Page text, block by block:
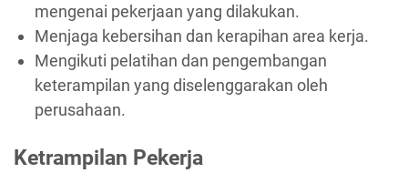
mengenai pekerjaan yang dilakukan.
Menjaga kebersihan dan kerapihan area kerja.
Mengikuti pelatihan dan pengembangan
keterampilan yang diselenggarakan oleh
perusahaan.
Ketrampilan Pekerja